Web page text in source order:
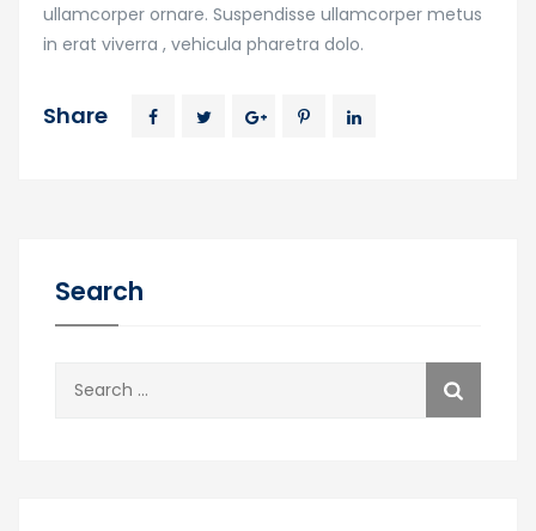
ullamcorper ornare. Suspendisse ullamcorper metus
in erat viverra , vehicula pharetra dolo.
Share
Search